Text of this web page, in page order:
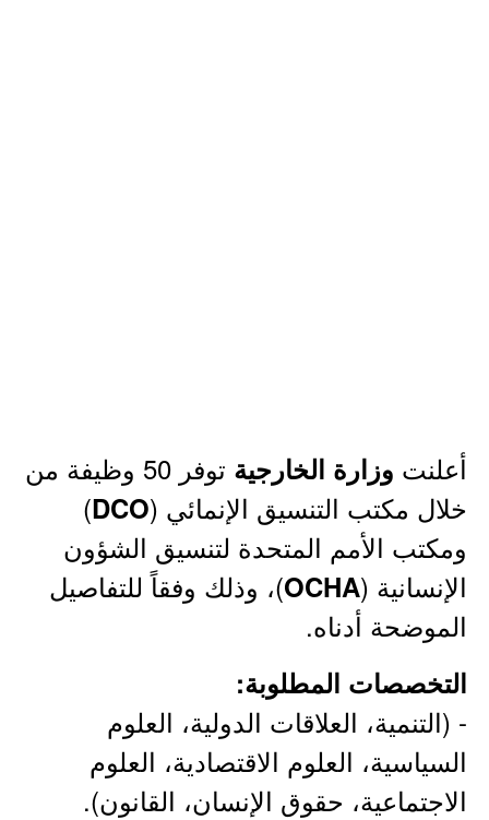
أعلنت وزارة الخارجية
توفر 50 وظيفة من
خلال مكتب التنسيق الإنمائي (DCO
)
ومكتب الأمم المتحدة لتنسيق الشؤون
الإنسانية (OCHA)، وذلك وفقاً للتفاصيل
الموضحة أدناه.
التخصصات المطلوبة:
- (التنمية، العلاقات الدولية، العلوم
السياسية، العلوم الاقتصادية، العلوم
الاجتماعية، حقوق الإنسان، القانون).